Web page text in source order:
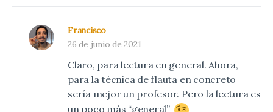
Francisco
26 de junio de 2021
Claro, para lectura en general. Ahora,
para la técnica de flauta en concreto
sería mejor un profesor. Pero la lectura es
un poco más “general”